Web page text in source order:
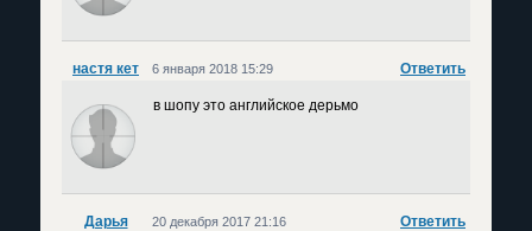
настя кет Ответить
6 января 2018 15:29
в шопу это английское дерьмо
Дарья Ответить
20 декабря 2017 21:16